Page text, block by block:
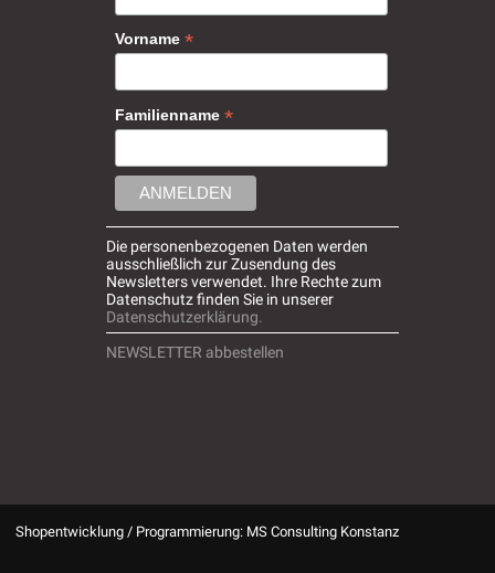
Vorname *
Familienname *
Die personenbezogenen Daten werden
ausschließlich zur Zusendung des
Newsletters verwendet. Ihre Rechte zum
Datenschutz finden Sie in unserer
Datenschutzerklärung.
NEWSLETTER abbestellen
Shopentwicklung / Programmierung: MS Consulting Konstanz